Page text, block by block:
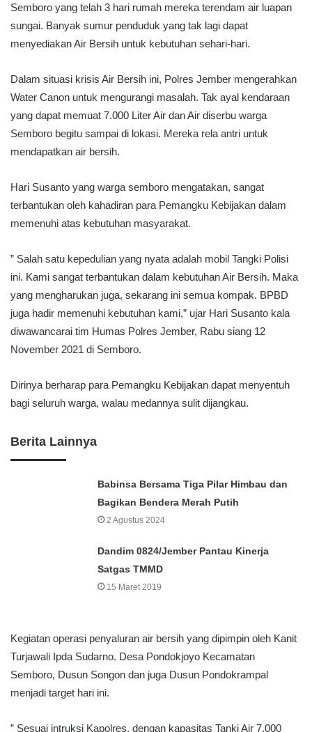
Semboro yang telah 3 hari rumah mereka terendam air luapan
sungai. Banyak sumur penduduk yang tak lagi dapat
menyediakan Air Bersih untuk kebutuhan sehari-hari.
Dalam situasi krisis Air Bersih ini, Polres Jember mengerahkan
Water Canon untuk mengurangi masalah. Tak ayal kendaraan
yang dapat memuat 7.000 Liter Air dan Air diserbu warga
Semboro begitu sampai di lokasi. Mereka rela antri untuk
mendapatkan air bersih.
Hari Susanto yang warga semboro mengatakan, sangat
terbantukan oleh kahadiran para Pemangku Kebijakan dalam
memenuhi atas kebutuhan masyarakat.
” Salah satu kepedulian yang nyata adalah mobil Tangki Polisi
ini. Kami sangat terbantukan dalam kebutuhan Air Bersih. Maka
yang mengharukan juga, sekarang ini semua kompak. BPBD
juga hadir memenuhi kebutuhan kami,” ujar Hari Susanto kala
diwawancarai tim Humas Polres Jember, Rabu siang 12
November 2021 di Semboro.
Dirinya berharap para Pemangku Kebijakan dapat menyentuh
bagi seluruh warga, walau medannya sulit dijangkau.
Berita Lainnya
Babinsa Bersama Tiga Pilar Himbau dan
Bagikan Bendera Merah Putih
2 Agustus 2024
Dandim 0824/Jember Pantau Kinerja
Satgas TMMD
15 Maret 2019
Kegiatan operasi penyaluran air bersih yang dipimpin oleh Kanit
Turjawali Ipda Sudarno. Desa Pondokjoyo Kecamatan
Semboro, Dusun Songon dan juga Dusun Pondokrampal
menjadi target hari ini.
” Sesuai intruksi Kapolres, dengan kapasitas Tanki Air 7.000